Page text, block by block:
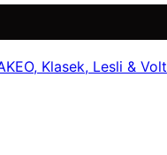
Klasek, Lesli & Volt